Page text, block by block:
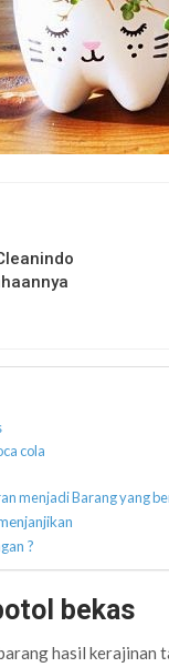
cola
menjadi Barang yang
?
bekas
hasil